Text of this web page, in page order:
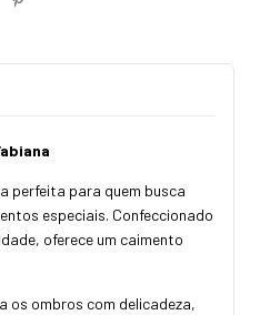
perfeita para quem busca
especiais. Confeccionado
oferece um caimento
os ombros com delicadeza,